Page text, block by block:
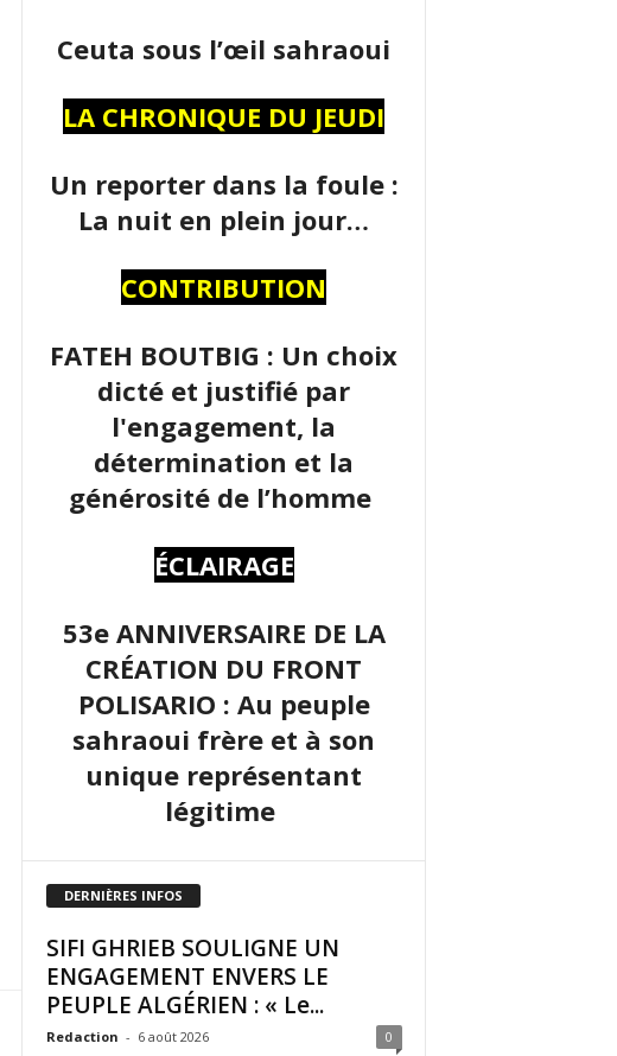
Ceuta sous l’œil sahraoui
LA CHRONIQUE DU JEUDI
Un reporter dans la foule :
La nuit en plein jour…
CONTRIBUTION
FATEH BOUTBIG : Un choix
dicté et justifié par
l'engagement, la
détermination et la
générosité de l’homme
ÉCLAIRAGE
53e ANNIVERSAIRE DE LA
CRÉATION DU FRONT
POLISARIO : Au peuple
sahraoui frère et à son
unique représentant
légitime
DERNIÈRES INFOS
SIFI GHRIEB SOULIGNE UN
ENGAGEMENT ENVERS LE
PEUPLE ALGÉRIEN : « Le...
Redaction - 6 août 2026 0